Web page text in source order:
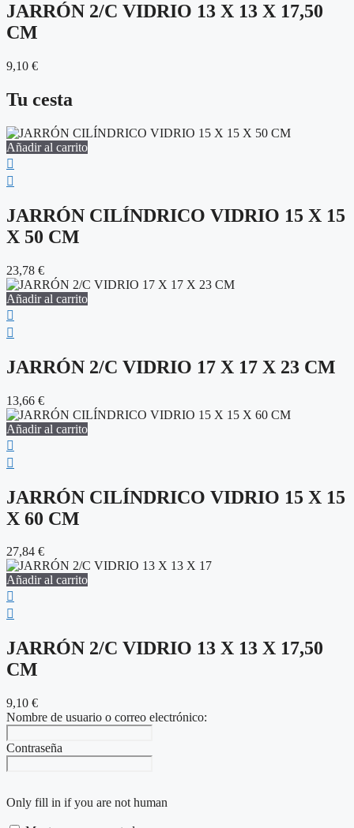
JARRÓN 2/C VIDRIO 13 X 13 X 17,50
CM
9,10 €
Tu cesta
Añadir al carrito
JARRÓN CILÍNDRICO VIDRIO 15 X 15
X 50 CM
23,78 €
Añadir al carrito
JARRÓN 2/C VIDRIO 17 X 17 X 23 CM
13,66 €
Añadir al carrito
JARRÓN CILÍNDRICO VIDRIO 15 X 15
X 60 CM
27,84 €
Añadir al carrito
JARRÓN 2/C VIDRIO 13 X 13 X 17,50
CM
9,10 €
Nombre de usuario o correo electrónico:
Contraseña
Only fill in if you are not human